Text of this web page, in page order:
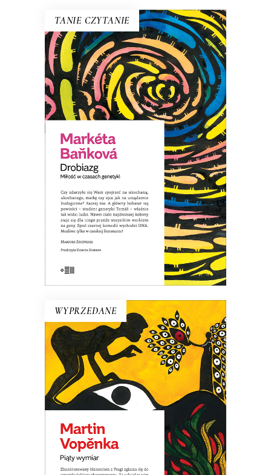
TANIE CZYTANIE
E-BOOK DO KOSZYKA
DROBIAZG. MIŁOŚĆ W
CZASACH GENETYKI
Tomáš zaczyna traktować każdego
człowieka jak maszynę – nosiciela DNA.
Zamiast ludzi, dostrzega jedynie
zestawy genów. Nawet ciało ukochanej
staje się dla niego przede wszystkim
„workiem na geny”…
39.00zł 8.00zł
KSIĄŻKA DO KOSZYKA
WYPRZEDANE
PIĄTY WYMIAR
Piąty wymiar – czym jest? Czy
wszechświat to tylko prawa fizyki?
Czym jest czas? Jakie są jego granice? I
czy istnieje wieczność? A jeżeli nie, to
jaki sens ma nasze życie?